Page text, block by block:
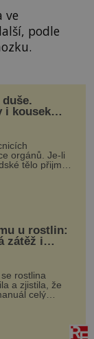
ve
podle
i kousek
orgánů. Je-li
tělo přijme
u rostlin:
zátěž i
rostlina
a zjistila, že
celý